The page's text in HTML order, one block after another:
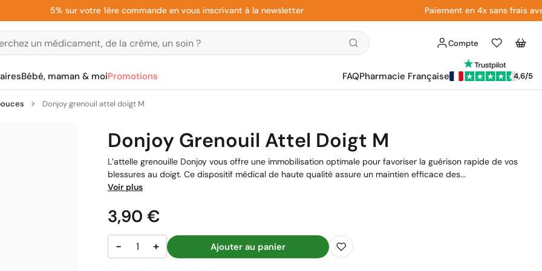
5% sur votre 1ère commande en vous inscrivant à la newsletter Paiement en 4x sans frais avec
Compte
Liste
d'envies
Panier
Bébé, maman & moiPromotions FAQPharmacie Française 4,6/5
Donjoy grenouil attel doigt M
Donjoy Grenouil Attel Doigt M
L’attelle grenouille Donjoy vous offre une immobilisation optimale pour favoriser la guérison rapide de vos
blessures au doigt. Ce dispositif médical de haute qualité assure un maintien efficace des...
Voir plus
Prix
3,90 €
− + Ajouter au panier